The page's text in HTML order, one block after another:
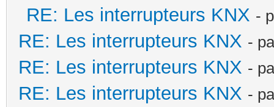
RE: Les interrupteurs KNX -
RE: Les interrupteurs KNX -
RE: Les interrupteurs KNX -
RE: Les interrupteurs KNX -